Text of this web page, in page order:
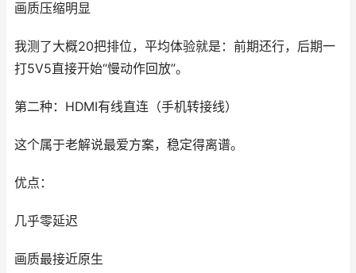
画质压缩明显
我测了大概20把排位，平均体验就是：前期还行，后期一
打5V5直接开始“慢动作回放”。
第二种：HDMI有线直连（手机转接线）
这个属于老解说最爱方案，稳定得离谱。
优点：
几乎零延迟
画质最接近原生